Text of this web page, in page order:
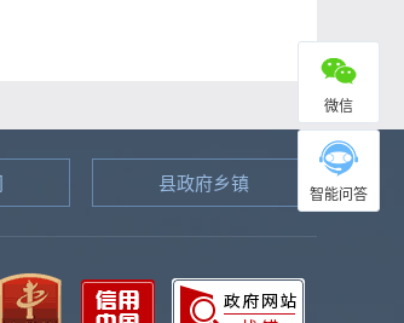
微信
智能问答
县政府乡镇